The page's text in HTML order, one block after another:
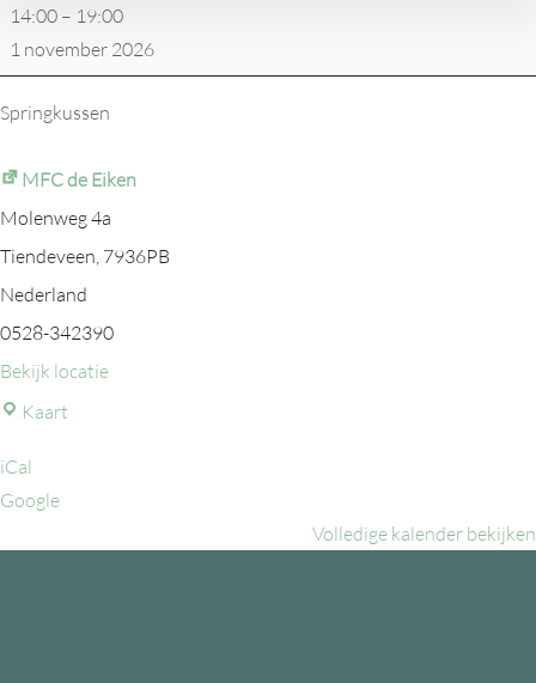
14:00 – 19:00
1 november 2026
Springkussen
MFC de Eiken
Molenweg 4a
Tiendeveen, 7936PB
Nederland
0528-342390
Bekijk locatie
Kaart
iCal
Google
Volledige kalender bekijken